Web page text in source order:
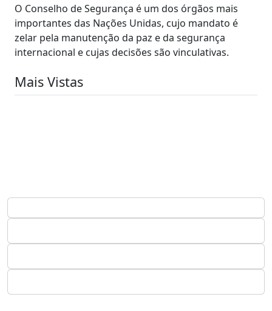
O Conselho de Segurança é um dos órgãos mais
importantes das Nações Unidas, cujo mandato é
zelar pela manutenção da paz e da segurança
internacional e cujas decisões são vinculativas.
Mais Vistas